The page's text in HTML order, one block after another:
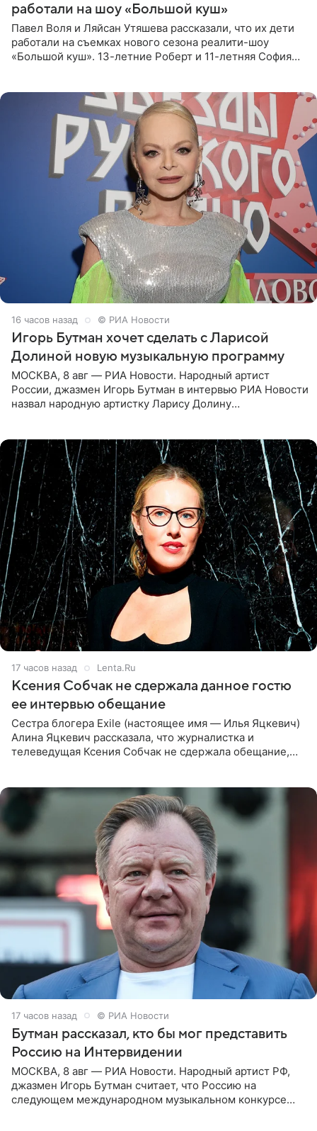
работали на шоу «Большой куш»
Павел Воля и Ляйсан Утяшева рассказали, что их дети
работали на съемках нового сезона реалити-шоу
«Большой куш». 13-летние Роберт и 11-летняя София
16 часов назад © РИА Новости
Игорь Бутман хочет сделать с Ларисой
Долиной новую музыкальную программу
МОСКВА, 8 авг — РИА Новости. Народный артист
России, джазмен Игорь Бутман в интервью РИА Новости
назвал народную артистку Ларису Долину
17 часов назад Lenta.Ru
Ксения Собчак не сдержала данное гостю
ее интервью обещание
Сестра блогера Exile (настоящее имя — Илья Яцкевич)
Алина Яцкевич рассказала, что журналистка и
телеведущая Ксения Собчак не сдержала обещание,
17 часов назад © РИА Новости
Бутман рассказал, кто бы мог представить
Россию на Интервидении
МОСКВА, 8 авг — РИА Новости. Народный артист РФ,
джазмен Игорь Бутман считает, что Россию на
следующем международном музыкальном конкурсе